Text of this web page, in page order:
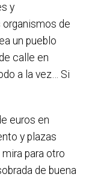
y
de
un pueblo
calle en
a la vez… Si
euros en
y plazas
para otro
de buena